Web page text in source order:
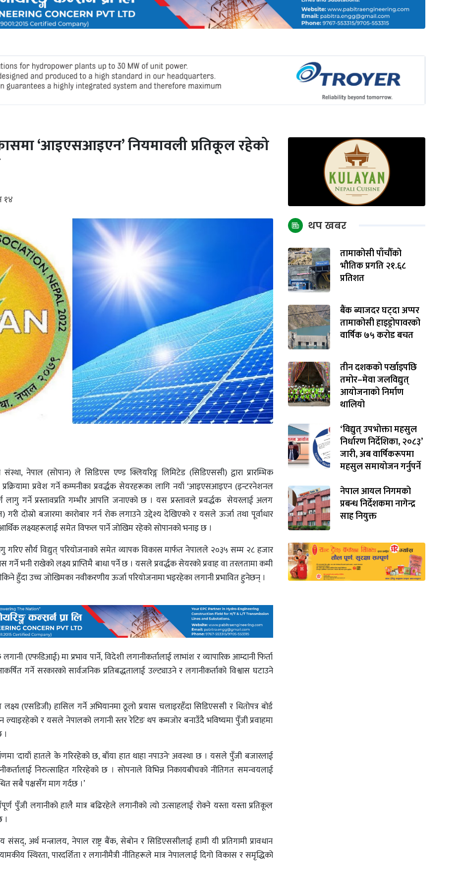
‘आइएसआइएन’ नियमावली प्रतिकूल रहेको
१४
नेपाल (सोपान) ले सिडिएस एण्ड क्लियरिङ्ग लिमिटेड (सिडिएससी) द्वारा प्रारम्भिक
प्रवेश गर्ने कम्पनीका प्रवर्द्धक सेयरहरूका लागि नयाँ ‘आइएसआइएन (इन्टरनेशनल
गर्ने प्रस्तावप्रति गम्भीर आपत्ति जनाएको छ । यस प्रस्तावले प्रवर्द्धक सेयरलाई अलग
गरी दोस्रो बजारमा कारोबार गर्न रोक लगाउने उद्देश्य देखिएको र यसले ऊर्जा तथा पूर्वाधार
आर्थिक लक्ष्यहरूलाई समेत विफल पार्ने जोखिम रहेको सोपानको भनाइ छ ।
सौर्य विद्युत् परियोजनाको समेत व्यापक विकास मार्फत नेपालले २०३५ सम्म २८ हजार
गर्ने भनी राखेको लक्ष्य प्राप्तिमै बाधा पर्ने छ । यसले प्रवर्द्धक सेयरको प्रवाह वा तरलतामा कमी
हुँदा उच्च जोखिमका नवीकरणीय ऊर्जा परियोजनामा भइरहेका लगानी प्रभावित हुनेछन् ।
(एफडिआई) मा प्रभाव पार्ने, विदेशी लगानीकर्तालाई लाभांश र व्यापारिक आम्दानी फिर्ता
गर्ने सरकारको सार्वजनिक प्रतिबद्धतालाई उल्ट्याउने र लगानीकर्ताको विश्वास घटाउने
(एसडिजी) हासिल गर्ने अभियानमा ठूलो प्रयास चलाइरहँदा सिडिएससी र धितोपत्र बोर्ड
ल्याइरहेको र यसले नेपालको लगानी स्तर रेटिङ थप कमजोर बनाउँदै भविष्यमा पुँजी प्रवाहमा
'दायाँ हातले के गरिरहेको छ, बाँया हात थाहा नपाउने' अवस्था छ । यसले पुँजी बजारलाई
निरुत्साहित गरिरहेको छ । सोपनाले विभिन्न निकायबीचको नीतिगत समन्वयलाई
सबै पक्षसँग माग गर्दछ ।’
पुँजी लगानीको हालै मात्र बढिरहेले लगानीको त्यो उत्साहलाई रोक्ने यस्ता यस्ता प्रतिकूल
।
अर्थ मन्त्रालय, नेपाल राष्ट्र बैंक, सेबोन र सिडिएससीलाई हामी यी प्रतिगामी प्रावधान
स्थिरता, पारदर्शिता र लगानीमैत्री नीतिहरूले मात्र नेपाललाई दिगो विकास र समृद्धिको
थप खबर
तामाकोसी पाँचौँको
भौतिक प्रगति २१.६८
प्रतिशत
बैंक ब्याजदर घट्दा अप्पर
तामाकोसी हाइड्रोपावरको
वार्षिक ७५ करोड बचत
तीन दशकको पर्खाइपछि
तमोर–मेवा जलविद्युत्
आयोजनाको निर्माण
थालियो
‘विद्युत् उपभोक्ता महसुल
निर्धारण निर्देशिका, २०८३’
जारी, अब वार्षिकरूपमा
महसुल समायोजन गर्नुपर्ने
नेपाल आयल निगमको
प्रबन्ध निर्देशकमा नागेन्द्र
साह नियुक्त